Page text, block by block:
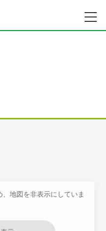
地図を非表示にしていま